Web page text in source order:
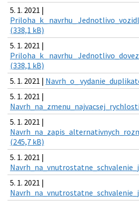
5. 1. 2021 |
Priloha_k_ navrhu_
(338,1 kB)
5. 1. 2021 |
Priloha_k_ navrhu_
(338,1 kB)
5. 1. 2021 | Navrh_o_
5. 1. 2021 |
5. 1. 2021 |
(245,7 kB)
5. 1. 2021 |
5. 1. 2021 |